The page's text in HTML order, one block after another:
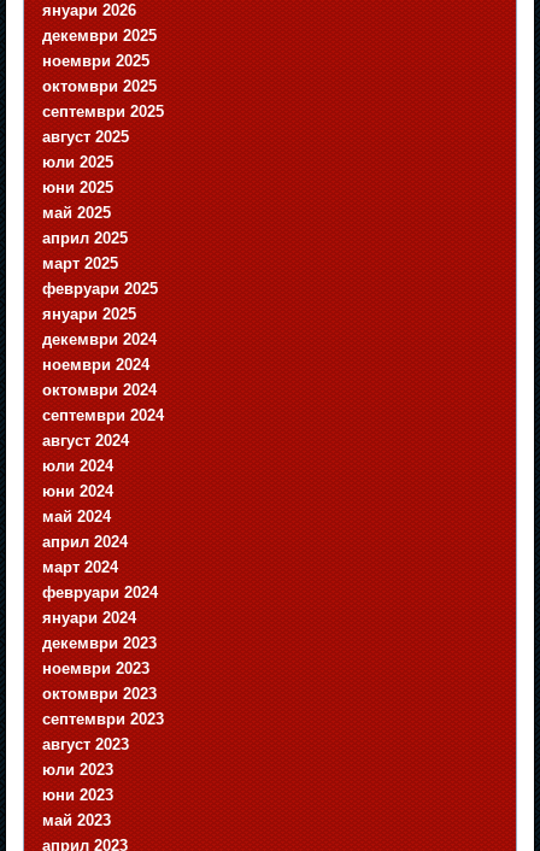
януари 2026
декември 2025
ноември 2025
октомври 2025
септември 2025
август 2025
юли 2025
юни 2025
май 2025
април 2025
март 2025
февруари 2025
януари 2025
декември 2024
ноември 2024
октомври 2024
септември 2024
август 2024
юли 2024
юни 2024
май 2024
април 2024
март 2024
февруари 2024
януари 2024
декември 2023
ноември 2023
октомври 2023
септември 2023
август 2023
юли 2023
юни 2023
май 2023
април 2023